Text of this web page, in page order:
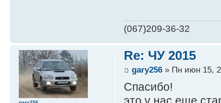
(067)209-36-32
Re: ЧУ 2015
gary256» Пн июн 15,
Спасибо!